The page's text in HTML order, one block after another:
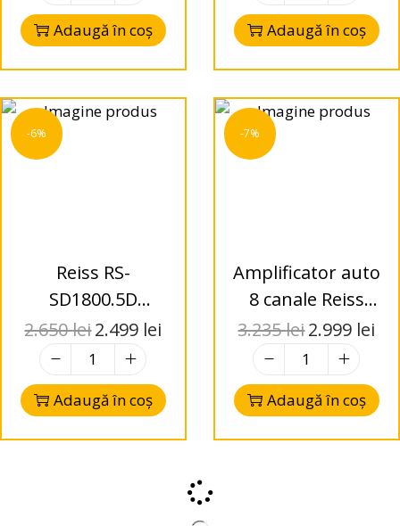
Adaugă în coș Adaugă în coș
-6%
Reiss RS-
SD1800.5D
Amplificator Auto
5 Canale Class D
2.650lei2.499 lei
Adaugă în coș
-7%
Amplificator auto
8 canale Reiss
Audio RS-
AE2400.8D Clasa D
2400W
3.235lei2.999 lei
Adaugă în coș